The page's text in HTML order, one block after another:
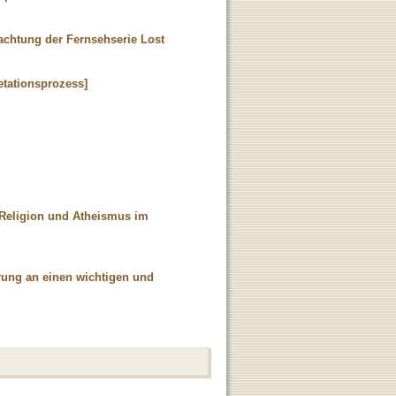
der Fernsehserie Lost
und Atheismus im
an einen wichtigen und